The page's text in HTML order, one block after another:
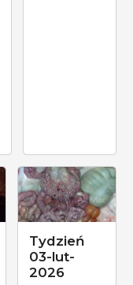
Tydzień
03-lut-
2026